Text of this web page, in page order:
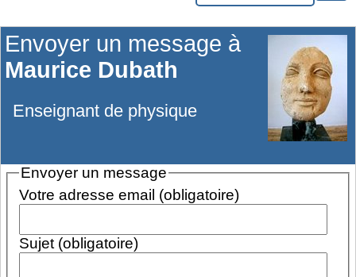
Envoyer un message à
Maurice Dubath
Enseignant de physique
Envoyer un message
Votre adresse email (obligatoire)
Sujet (obligatoire)